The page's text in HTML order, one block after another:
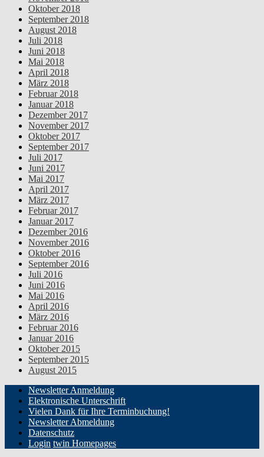
Oktober 2018
September 2018
August 2018
Juli 2018
Juni 2018
Mai 2018
April 2018
März 2018
Februar 2018
Januar 2018
Dezember 2017
November 2017
Oktober 2017
September 2017
Juli 2017
Juni 2017
Mai 2017
April 2017
März 2017
Februar 2017
Januar 2017
Dezember 2016
November 2016
Oktober 2016
September 2016
Juli 2016
Juni 2016
Mai 2016
April 2016
März 2016
Februar 2016
Januar 2016
Oktober 2015
September 2015
August 2015
Newsletter Anmeldung
Elektronische Unterschrift
Vielen Dank für Ihre Terminbuchung!
Newsletter Abmeldung
Datenschutz
Login twin Homepages